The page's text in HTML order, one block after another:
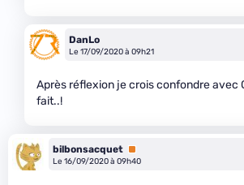
DanLo
Le 17/09/2020 à 09h21
Après réflexion je crois confondre avec
fait..!
bilbonsacquet Premium
Le 16/09/2020 à 09h40